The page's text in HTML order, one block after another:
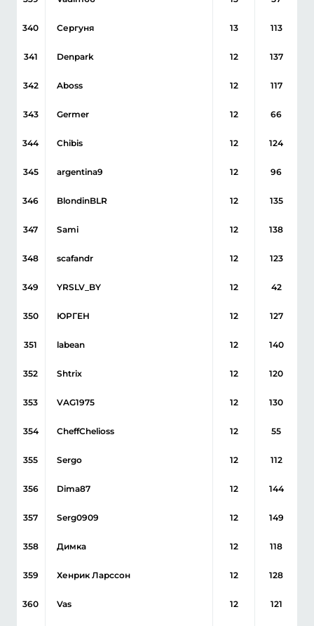
340 Сергуня 13 113
341 Denpark 12 137
342 Aboss 12 117
343 Germer 12 66
344 Chibis 12 124
345 argentina9 12 96
346 BlondinBLR 12 135
347 Sami 12 138
348 scafandr 12 123
349 YRSLV_BY 12 42
350 ЮРГЕН 12 127
351 labean 12 140
352 Shtrix 12 120
353 VAG1975 12 130
354 CheffChelioss 12 55
355 Sergo 12 112
356 Dima87 12 144
357 Serg0909 12 149
358 Димка 12 118
359 Хенрик Ларссон 12 128
360 Vas 12 121